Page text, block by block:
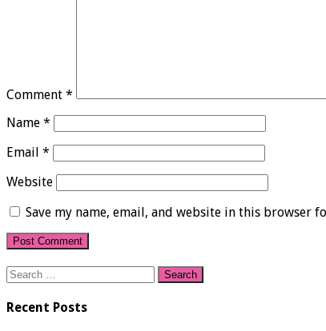
Comment *
Name *
Email *
Website
Save my name, email, and website in this browser
Search
for:
Recent Posts